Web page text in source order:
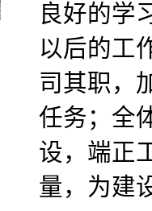
良好的学
以后的工
司其职，
任务；全
设，端正
量，为建